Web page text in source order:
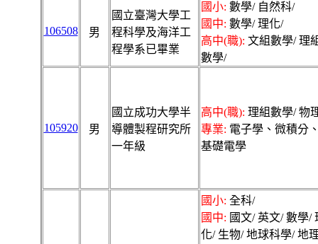
106508 男
國立臺灣大學工
程科學及海洋工
程學系已畢業
國小: 數學/ 自然科/
國中: 數學/ 理化/
高中(職): 文組數學/ 理
數學/
105920 男
國立成功大學半
導體製程研究所
一年級
高中(職): 理組數學/ 物
專業: 電子學、微積分
基礎電學
國小: 全科/
國中: 國文/ 英文/ 數學/
化/ 生物/ 地球科學/ 地